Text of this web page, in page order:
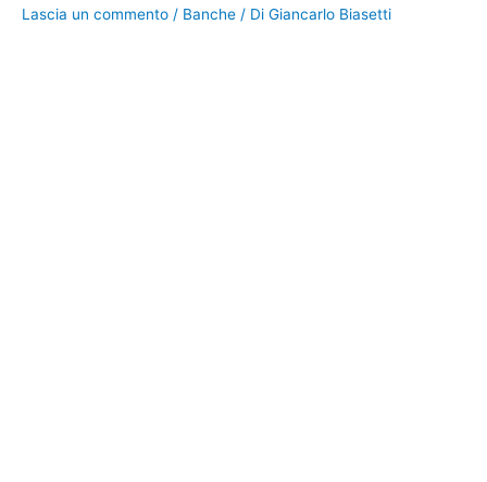
Lascia un commento / Banche / Di Giancarlo Biasetti